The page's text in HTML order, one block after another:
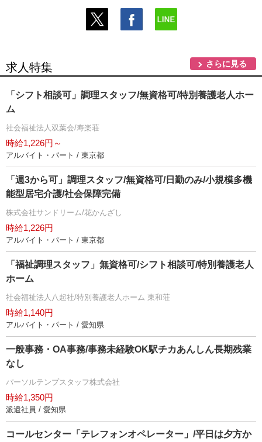
求人特集 さらに見る
「シフト相談可」調理スタッフ/無資格可/特別養護老人ホー
ム
社会福祉法人双葉会/寿楽荘
時給1,226円～
アルバイト・パート / 東京都
「週3から可」調理スタッフ/無資格可/日勤のみ/小規模多機
能型居宅介護/社会保障完備
株式会社サンドリーム/花かんざし
時給1,226円
アルバイト・パート / 東京都
「福祉調理スタッフ」無資格可/シフト相談可/特別養護老人
ホーム
社会福祉法人八起社/特別養護老人ホーム 東和荘
時給1,140円
アルバイト・パート / 愛知県
一般事務・OA事務/事務未経験OK駅チカあんしん長期残業
なし
パーソルテンプスタッフ株式会社
時給1,350円
派遣社員 / 愛知県
コールセンター「テレフォンオペレーター」/平日は夕方か